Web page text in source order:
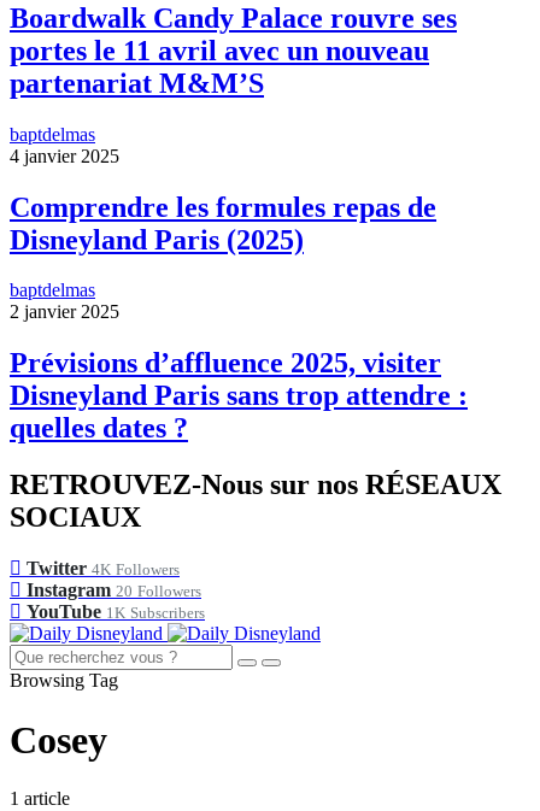
Boardwalk Candy Palace rouvre ses
portes le 11 avril avec un nouveau
partenariat M&M’S
baptdelmas
4 janvier 2025
Comprendre les formules repas de
Disneyland Paris (2025)
baptdelmas
2 janvier 2025
Prévisions d’affluence 2025, visiter
Disneyland Paris sans trop attendre :
quelles dates ?
RETROUVEZ-Nous sur nos RÉSEAUX
SOCIAUX
Twitter 4K Followers
Instagram 20 Followers
YouTube 1K Subscribers
Browsing Tag
Cosey
1 article